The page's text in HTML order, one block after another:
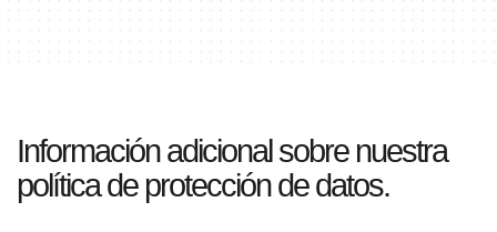
Información adicional sobre nuestra
política de protección de datos.